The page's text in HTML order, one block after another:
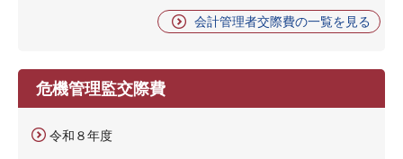
会計管理者交際費の一覧を見る
危機管理監交際費
令和８年度